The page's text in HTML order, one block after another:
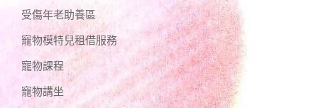
受傷年老助養區
寵物模特兒租借服務
寵物課程
寵物講坐